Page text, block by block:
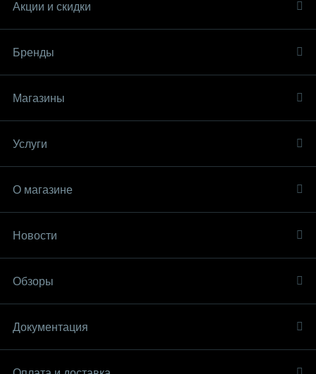
Акции и скидки
Бренды
Магазины
Услуги
О магазине
Новости
Обзоры
Документация